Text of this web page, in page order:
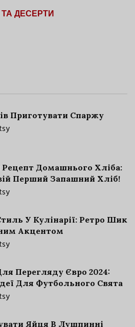
ДЕСЕРТИ
Приготувати Спаржу
Рецепт Домашнього Хліба:
Перший Запашний Хліб!
У Кулінарії: Ретро Шик
Акцентом
Перегляду Євро 2024:
Для Футбольного Свята
Яйця В Лушпинні